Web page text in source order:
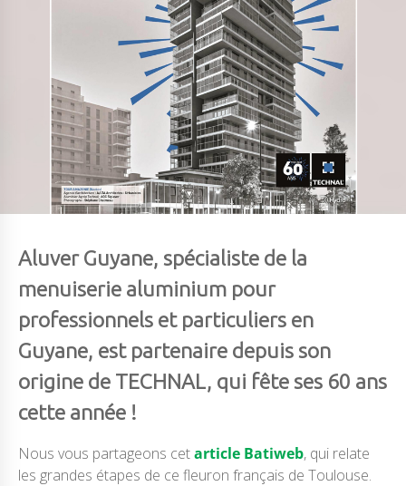
Aluver Guyane, spécialiste de la
menuiserie aluminium pour
professionnels et particuliers en
Guyane, est partenaire depuis son
origine de TECHNAL, qui fête ses 60 ans
cette année !
Nous vous partageons cetarticle Batiweb, qui relate
les grandes étapes de ce fleuron français de Toulouse.